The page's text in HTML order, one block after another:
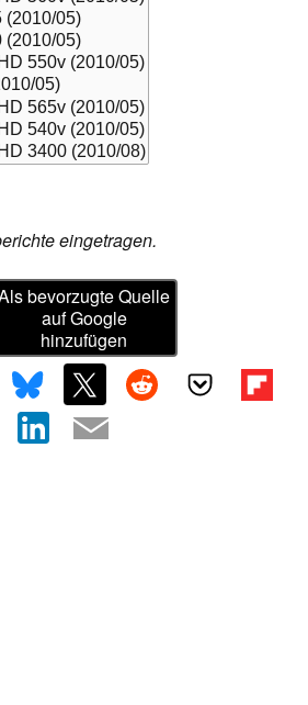
eingetragen.
bevorzugte Quelle
auf Google
hinzufügen